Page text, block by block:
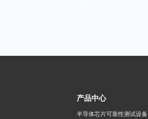
产品中心
半导体芯片可靠性测试设备